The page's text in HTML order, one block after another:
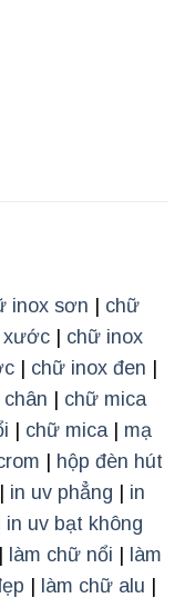
inox sơn | chữ
xước | chữ inox
| chữ inox đen |
| chữ mica
| chữ mica | mạ
| hộp đèn hút
| in uv phẳng | in
in uv bạt không
| làm chữ nổi | làm
| làm chữ alu |